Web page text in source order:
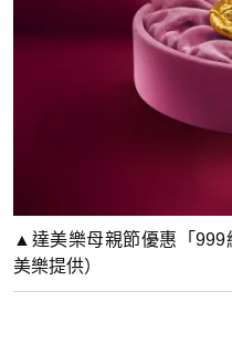
▲達美樂母親節優惠「999
美樂提供）